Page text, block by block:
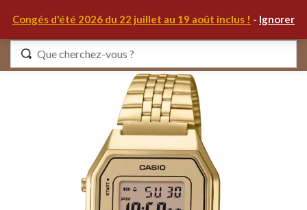
Congés d'été 2026 du 22 juillet au 19 août inclus ! - Ignorer
Identifiez-vous
Se souvenir de moi Mot de passe oublié ?
S'IDENTIFIER